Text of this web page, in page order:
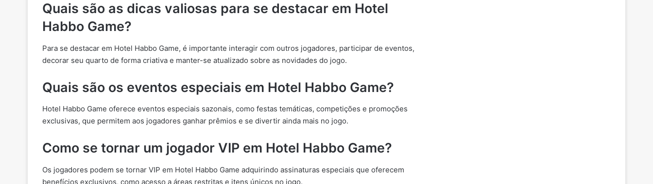
Quais são as dicas valiosas para se destacar em Hotel
Habbo Game?
Para se destacar em Hotel Habbo Game, é importante interagir com outros jogadores, participar de eventos,
decorar seu quarto de forma criativa e manter-se atualizado sobre as novidades do jogo.
Quais são os eventos especiais em Hotel Habbo Game?
Hotel Habbo Game oferece eventos especiais sazonais, como festas temáticas, competições e promoções
exclusivas, que permitem aos jogadores ganhar prêmios e se divertir ainda mais no jogo.
Como se tornar um jogador VIP em Hotel Habbo Game?
Os jogadores podem se tornar VIP em Hotel Habbo Game adquirindo assinaturas especiais que oferecem
benefícios exclusivos, como acesso a áreas restritas e itens únicos no jogo.